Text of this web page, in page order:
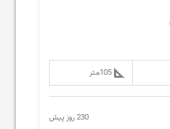
105متر
230 روز پیش